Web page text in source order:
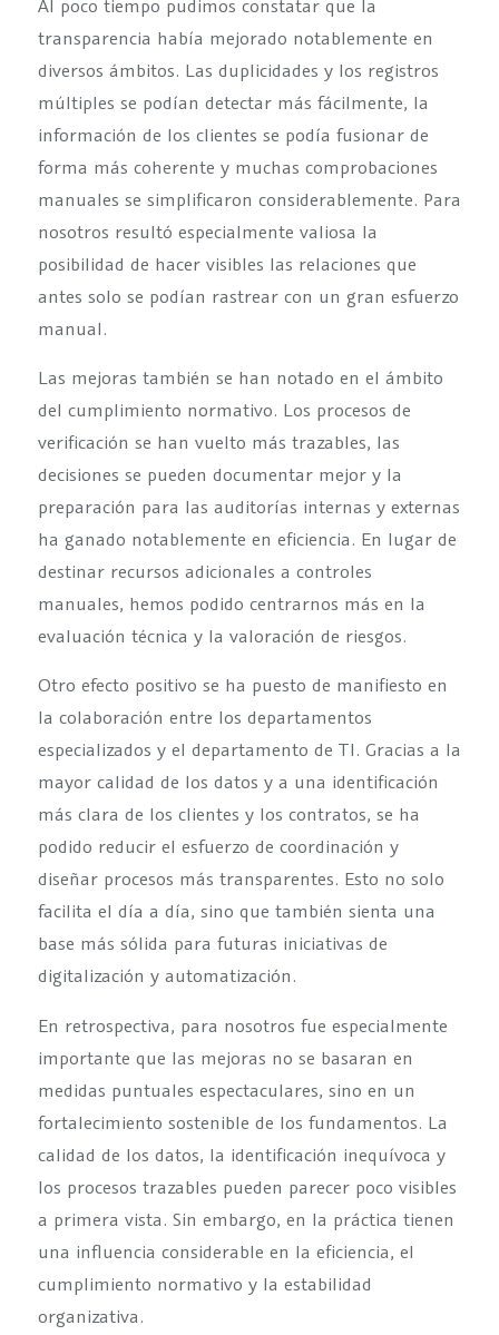
Al poco tiempo pudimos constatar que la
transparencia había mejorado notablemente en
diversos ámbitos. Las duplicidades y los registros
múltiples se podían detectar más fácilmente, la
información de los clientes se podía fusionar de
forma más coherente y muchas comprobaciones
manuales se simplificaron considerablemente. Para
nosotros resultó especialmente valiosa la
posibilidad de hacer visibles las relaciones que
antes solo se podían rastrear con un gran esfuerzo
manual.
Las mejoras también se han notado en el ámbito
del cumplimiento normativo. Los procesos de
verificación se han vuelto más trazables, las
decisiones se pueden documentar mejor y la
preparación para las auditorías internas y externas
ha ganado notablemente en eficiencia. En lugar de
destinar recursos adicionales a controles
manuales, hemos podido centrarnos más en la
evaluación técnica y la valoración de riesgos.
Otro efecto positivo se ha puesto de manifiesto en
la colaboración entre los departamentos
especializados y el departamento de TI. Gracias a la
mayor calidad de los datos y a una identificación
más clara de los clientes y los contratos, se ha
podido reducir el esfuerzo de coordinación y
diseñar procesos más transparentes. Esto no solo
facilita el día a día, sino que también sienta una
base más sólida para futuras iniciativas de
digitalización y automatización.
En retrospectiva, para nosotros fue especialmente
importante que las mejoras no se basaran en
medidas puntuales espectaculares, sino en un
fortalecimiento sostenible de los fundamentos. La
calidad de los datos, la identificación inequívoca y
los procesos trazables pueden parecer poco visibles
a primera vista. Sin embargo, en la práctica tienen
una influencia considerable en la eficiencia, el
cumplimiento normativo y la estabilidad
organizativa.